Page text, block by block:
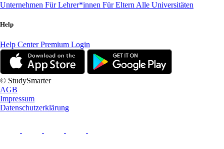
Unternehmen Für Lehrer*innen Für Eltern Alle Universitäten
Help
Help CenterPremium Login
© StudySmarter
AGB
Impressum
Datenschutzerklärung